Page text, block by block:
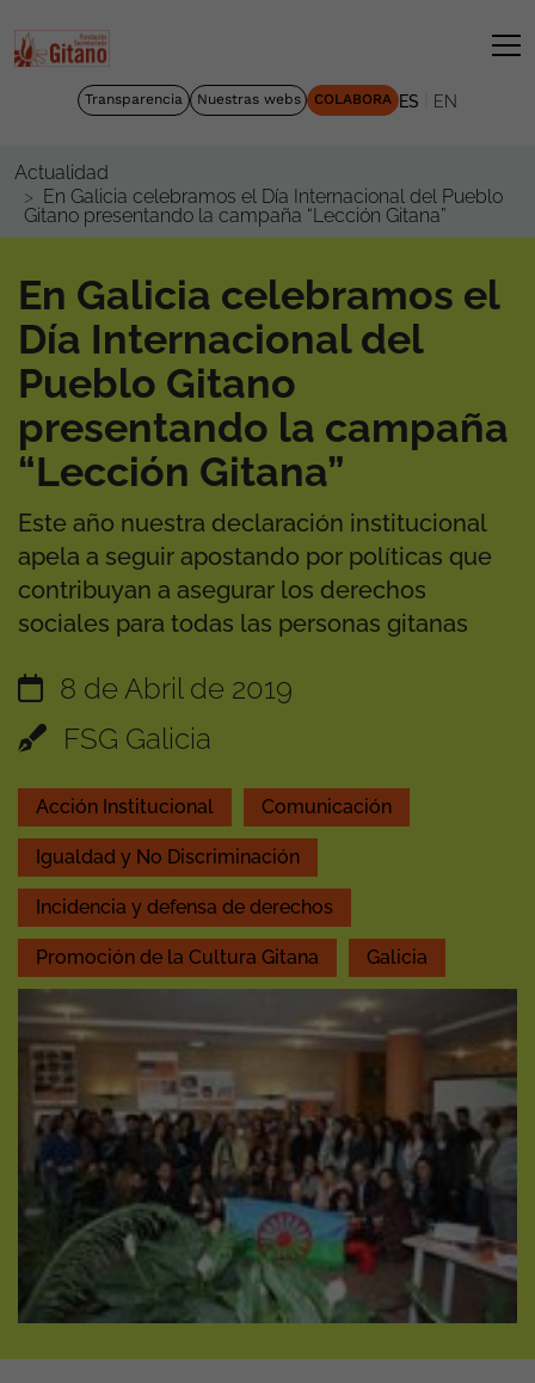
Transparencia Nuestras webs COLABORA ES EN
Actualidad
En Galicia celebramos el Día Internacional del Pueblo
Gitano presentando la campaña “Lección Gitana”
En Galicia celebramos el
Día Internacional del
Pueblo Gitano
presentando la campaña
“Lección Gitana”
Este año nuestra declaración institucional
apela a seguir apostando por políticas que
contribuyan a asegurar los derechos
sociales para todas las personas gitanas
8 de Abril de 2019
FSG Galicia
Acción Institucional Comunicación
Igualdad y No Discriminación
Incidencia y defensa de derechos
Promoción de la Cultura Gitana Galicia